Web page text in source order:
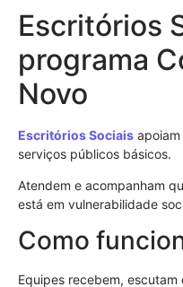
Escritórios
programa
Novo
Escritórios Sociais
serviços públicos básicos.
Atendem e acompanham
está em vulnerabilidade
Como
Equipes recebem,